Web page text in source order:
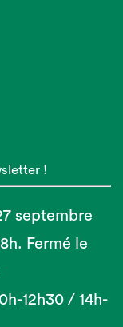
!
septembre
Fermé le
12h30 / 14h-